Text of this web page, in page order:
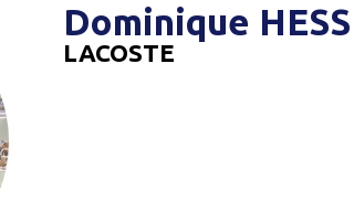
Dominique HESS
LACOSTE